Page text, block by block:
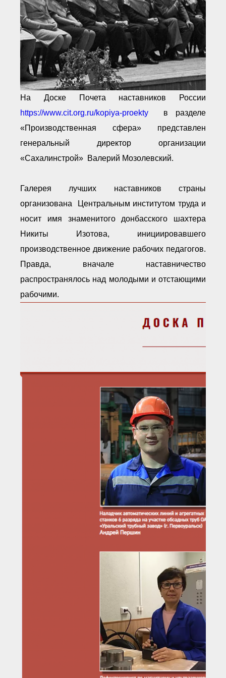
● Реестр членов
Ассоциации с правом
ООТСУО
● Реестр членов СРО
имеющих строительные
лаборатории
Архив реестров
Общественный контроль
Политика информационной
открытости
Антикоррупционная политика
Орган надзора
Охрана труда
Работа в Общественных советах
Повышение квалификации,
переподготовка
На Доске Почета наставников России
https://www.cit.org.ru/kopiya-proekty в разделе
«Производственная сфера» представлен
генеральный директор организации
«Сахалинстрой» Валерий Мозолевский.
Галерея лучших наставников страны
организована Центральным институтом труда и
носит имя знаменитого донбасского шахтера
Никиты Изотова, инициировавшего
производственное движение рабочих педагогов.
Правда, вначале наставничество
распространялось над молодыми и отстающими
рабочими.